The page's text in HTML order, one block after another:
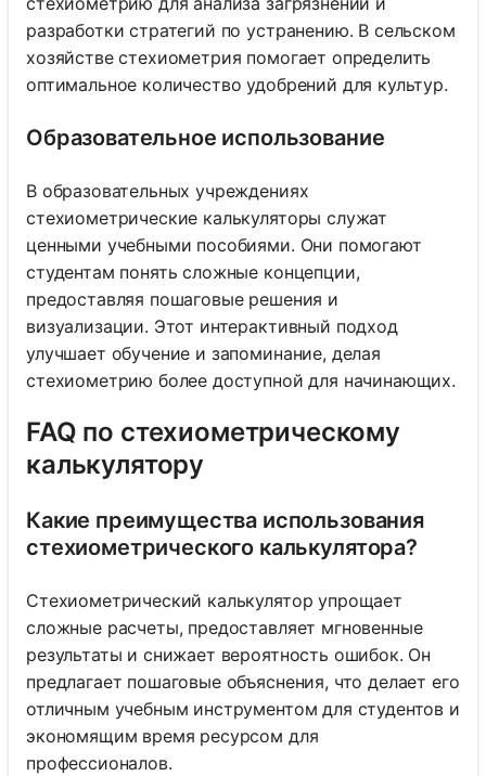
разработки стратегий по устранению. В сельском
хозяйстве стехиометрия помогает определить
оптимальное количество удобрений для культур.
Образовательное использование
В образовательных учреждениях
стехиометрические калькуляторы служат
ценными учебными пособиями. Они помогают
студентам понять сложные концепции,
предоставляя пошаговые решения и
визуализации. Этот интерактивный подход
улучшает обучение и запоминание, делая
стехиометрию более доступной для начинающих.
FAQ по стехиометрическому
калькулятору
Какие преимущества использования
стехиометрического калькулятора?
Стехиометрический калькулятор упрощает
сложные расчеты, предоставляет мгновенные
результаты и снижает вероятность ошибок. Он
предлагает пошаговые объяснения, что делает его
отличным учебным инструментом для студентов и
экономящим время ресурсом для
профессионалов.